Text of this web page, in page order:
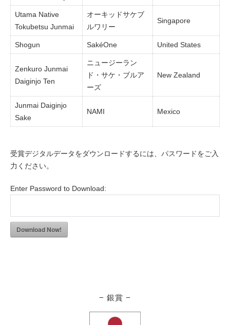
Utama Native
Tokubetsu Junmai
オーキッドサケブ
ルワリー
Singapore
Shogun SakéOne United States
Zenkuro Junmai
Daiginjo Ten
ニュージーラン
ド・サケ・ブルア
ーズ
New Zealand
Junmai Daiginjo
Sake
NAMI Mexico
受賞デジタルデータをダウンロードするには、パスワードをご入
力ください。
Enter Password to Download:
Download Now!
− 銀賞 −